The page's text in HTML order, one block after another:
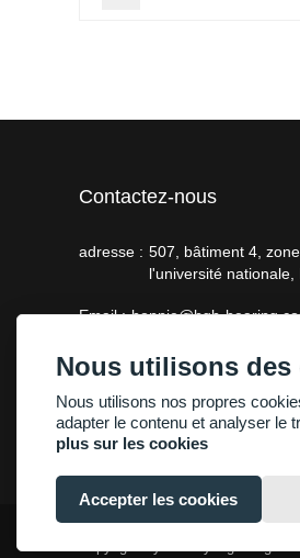
Contactez-nous
adresse : 507, bâtiment 4,
l'université nationale,
Email : bonnie@hgb-
Téléphone : +86-13938815302
Copyright By © Luoyang Heng
Nous utilisons des
Nous utilisons nos propres
adapter le contenu et analyser le
plus sur les cookies
Accepter les cookies